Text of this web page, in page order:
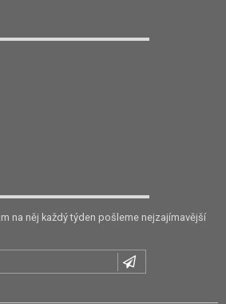
na něj každý týden pošleme nejzajímavější